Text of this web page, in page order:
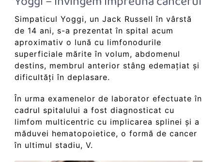
Simpaticul Yoggi, un Jack Russell în vârstă
de 14 ani, s-a prezentat în spital acum
aproximativ o lună cu limfonodurile
superficiale mărite în volum, abdomenul
destins, membrul anterior stâng edemațiat și
dificultăți în deplasare.
În urma examenelor de laborator efectuate în
cadrul spitalului a fost diagnosticat cu
limfom multicentric cu implicarea splinei și a
măduvei hematopoietice, o formă de cancer
în ultimul stadiu, V.